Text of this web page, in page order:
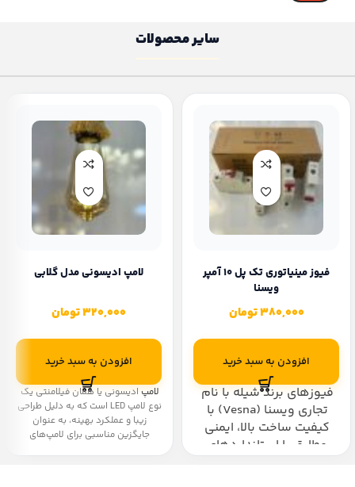
سایر محصولات
فیوز مینیاتوری تک پل 10 آمپر
ویسنا
380,000تومان
افزودن به سبد خرید
فیوزهای برند شیله با نام
تجاری ویسنا (Vesna) با
کیفیت ساخت بالا، ایمنی
مطابق با استانداردهای
بین‌المللی، نصب آسان و
لامپ ا‌دیسونی مدل گلابی
320,000تومان
افزودن به سبد خرید
لامپادیسونی یا همان فیلامنتی یک
نوع لامپ LED است که به دلیل طراحی
زیبا و عملکرد بهینه، به عنوان
جایگزین مناسبی برای لامپ‌های